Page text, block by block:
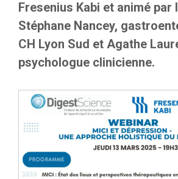
Fresenius Kabi et animé par
Stéphane Nancey,
CH Lyon Sud et Agathe
psychologue clinicienne.